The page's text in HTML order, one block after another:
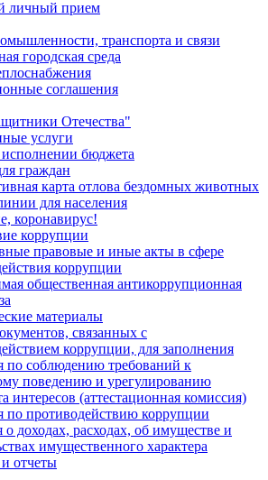
личный прием
транспорта и связи
городская среда
соглашения
Отечества"
услуги
бюджета
граждан
карта отлова бездомных животных
для населения
коронавирус!
коррупции
правовые и иные акты в сфере
коррупции
общественная антикоррупционная
материалы
связанных с
коррупции, для заполнения
по соблюдению требований к
поведению и урегулированию
интересов (аттестационная комиссия)
по противодействию коррупции
о доходах, расходах, об имуществе и
имущественного характера
отчеты